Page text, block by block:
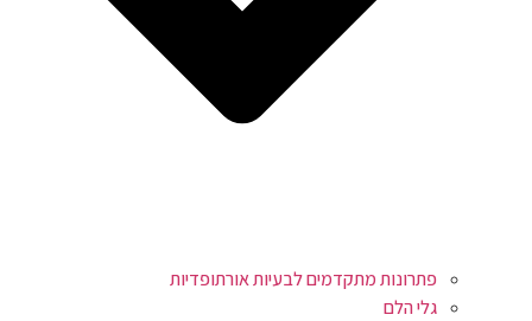
פתרונות מתקדמים לבעיות אורתופדיות
גלי הלם